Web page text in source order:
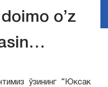
o’z
ўзининг “Юксак